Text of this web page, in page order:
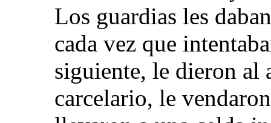
Los guardias les
cada vez que
siguiente, le dieron al
carcelario, le